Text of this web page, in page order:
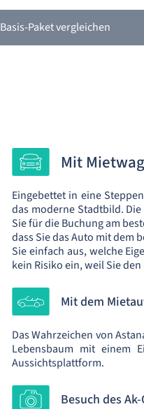
Basis-Paket vergleichen
Mit
Eingebettet in eine
das moderne Stadtbild.
Sie für die Buchung am
dass Sie das Auto mit dem
Sie einfach aus, welche
kein Risiko ein, weil Sie
Mit dem
Das Wahrzeichen von
Lebensbaum mit einem
Aussichtsplattform.
Besuch des